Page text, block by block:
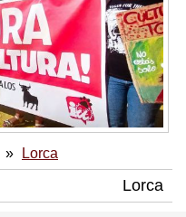
Lorca
Lorca